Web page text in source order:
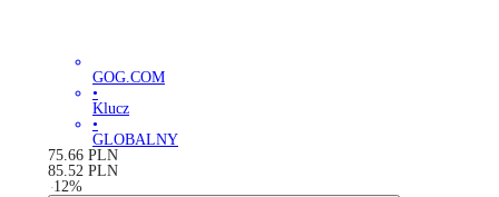
GOG.COM
•
Klucz
•
GLOBALNY
75.66 PLN
85.52 PLN
-12%